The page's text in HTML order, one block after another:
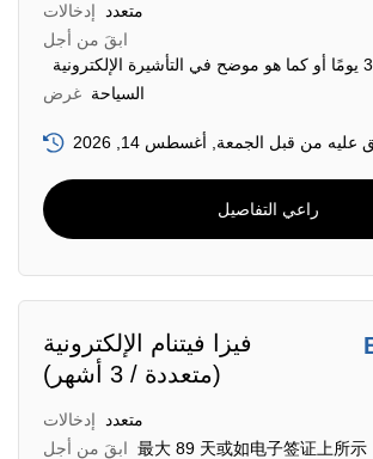
إدخالات
متعدد
ابقَ من أجل
غرض السياحة
عليه من قبل الجمعة, أغسطس 14, 2026
راعي التفاصيل
فيزا فيتنام الإلكترونية
(متعددة / 3 أشهر)
إدخالات
متعدد
ابقَ من أجل 最大 89 天或如电子签证上所示